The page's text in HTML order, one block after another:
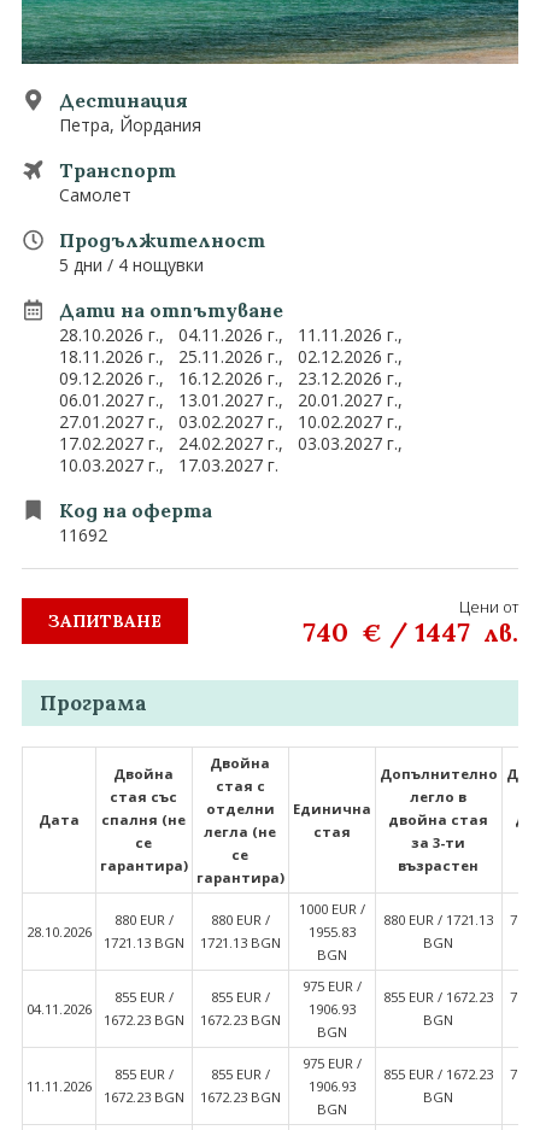
Екзотични
0882 907 335 Запитване
Последвайте ни
Дестинация
Петра, Йордания
Транспорт
Самолет
Продължителност
5 дни / 4 нощувки
Дати на отпътуване
28.10.2026 г., 04.11.2026 г., 11.11.2026 г.,
18.11.2026 г., 25.11.2026 г., 02.12.2026 г.,
09.12.2026 г., 16.12.2026 г., 23.12.2026 г.,
06.01.2027 г., 13.01.2027 г., 20.01.2027 г.,
27.01.2027 г., 03.02.2027 г., 10.02.2027 г.,
17.02.2027 г., 24.02.2027 г., 03.03.2027 г.,
10.03.2027 г., 17.03.2027 г.
Код на оферта
11692
ЗАПИТВАНЕ
Цени от
740 € /1447 лв.
Програма
Дата
Двойна
стая със
спалня (не
се
гарантира)
Двойна
стая с
отделни
легла (не
се
гарантира)
Единична
стая
Допълнително
легло в
двойна стая
за 3-ти
възрастен
28.10.2026
880 EUR ∕
1721.13 BGN
880 EUR ∕
1721.13 BGN
1000 EUR ∕
1955.83
BGN
880 EUR ∕ 1721.13
BGN
790
04.11.2026
855 EUR ∕
1672.23 BGN
855 EUR ∕
1672.23 BGN
975 EUR ∕
1906.93
BGN
855 EUR ∕ 1672.23
BGN
765
11.11.2026
855 EUR ∕
1672.23 BGN
855 EUR ∕
1672.23 BGN
975 EUR ∕
1906.93
BGN
855 EUR ∕ 1672.23
BGN
765